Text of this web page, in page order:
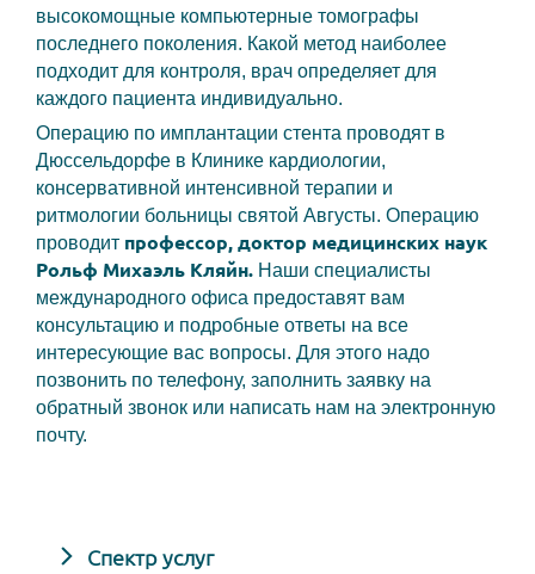
высокомощные компьютерные томографы
последнего поколения. Какой метод наиболее
подходит для контроля, врач определяет для
каждого пациента индивидуально.
Операцию по имплантации стента проводят в
Дюссельдорфе в Клинике кардиологии,
консервативной интенсивной терапии и
ритмологии больницы святой Августы. Операцию
проводит профессор, доктор медицинских наук
Рольф Михаэль Кляйн. Наши специалисты
международного офиса предоставят вам
консультацию и подробные ответы на все
интересующие вас вопросы. Для этого надо
позвонить по телефону, заполнить заявку на
обратный звонок или написать нам на электронную
почту.
Спектр услуг